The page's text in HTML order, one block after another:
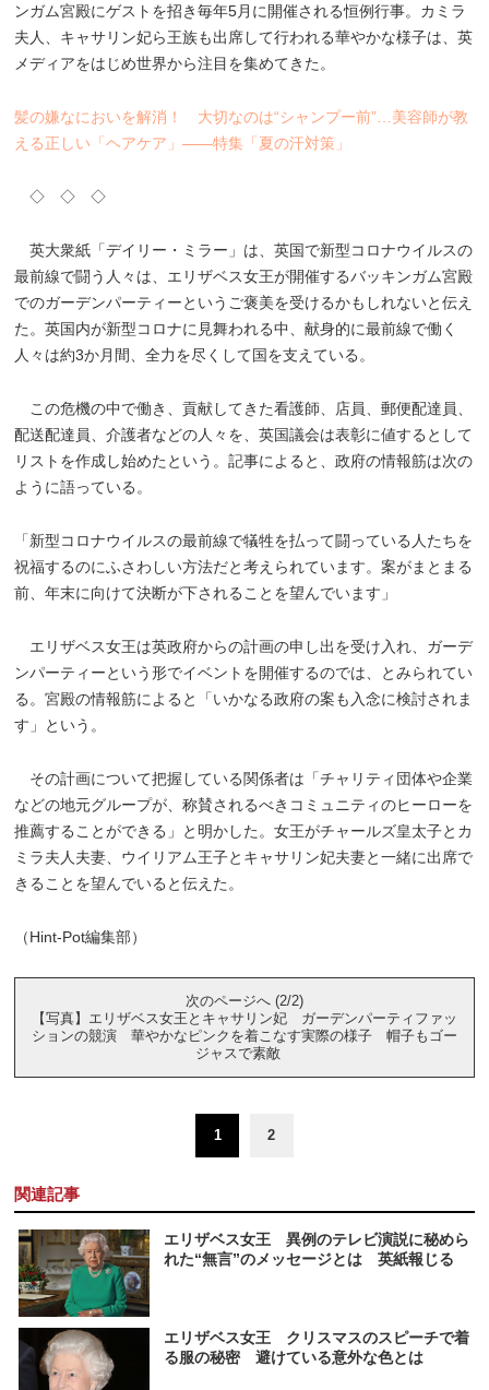
ンガム宮殿にゲストを招き毎年5月に開催される恒例行事。カミラ
夫人、キャサリン妃ら王族も出席して行われる華やかな様子は、英
メディアをはじめ世界から注目を集めてきた。
髪の嫌なにおいを解消！ 大切なのは“シャンプー前”…美容師が教
える正しい「ヘアケア」――特集「夏の汗対策」
◇ ◇ ◇
英大衆紙「デイリー・ミラー」は、英国で新型コロナウイルスの
最前線で闘う人々は、エリザベス女王が開催するバッキンガム宮殿
でのガーデンパーティーというご褒美を受けるかもしれないと伝え
た。英国内が新型コロナに見舞われる中、献身的に最前線で働く
人々は約3か月間、全力を尽くして国を支えている。
この危機の中で働き、貢献してきた看護師、店員、郵便配達員、
配送配達員、介護者などの人々を、英国議会は表彰に値するとして
リストを作成し始めたという。記事によると、政府の情報筋は次の
ように語っている。
「新型コロナウイルスの最前線で犠牲を払って闘っている人たちを
祝福するのにふさわしい方法だと考えられています。案がまとまる
前、年末に向けて決断が下されることを望んでいます」
エリザベス女王は英政府からの計画の申し出を受け入れ、ガーデ
ンパーティーという形でイベントを開催するのでは、とみられてい
る。宮殿の情報筋によると「いかなる政府の案も入念に検討されま
す」という。
その計画について把握している関係者は「チャリティ団体や企業
などの地元グループが、称賛されるべきコミュニティのヒーローを
推薦することができる」と明かした。女王がチャールズ皇太子とカ
ミラ夫人夫妻、ウイリアム王子とキャサリン妃夫妻と一緒に出席で
きることを望んでいると伝えた。
（Hint-Pot編集部）
次のページへ (2/2)
【写真】エリザベス女王とキャサリン妃 ガーデンパーティファッ
ションの競演 華やかなピンクを着こなす実際の様子 帽子もゴー
ジャスで素敵
1 2
関連記事
エリザベス女王 異例のテレビ演説に秘めら
れた“無言”のメッセージとは 英紙報じる
エリザベス女王 クリスマスのスピーチで着
る服の秘密 避けている意外な色とは